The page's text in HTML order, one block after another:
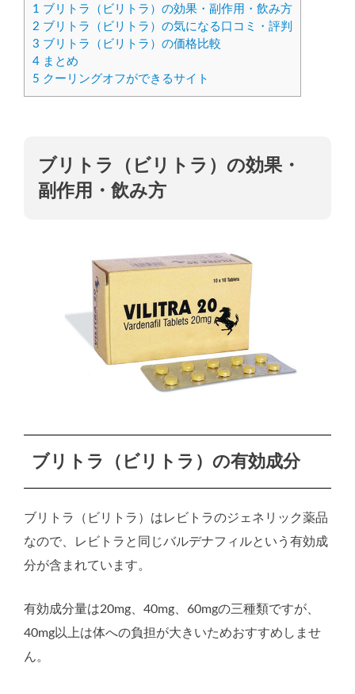
1 ブリトラ（ビリトラ）の効果・副作用・飲み方
2 ブリトラ（ビリトラ）の気になる口コミ・評判
3 ブリトラ（ビリトラ）の価格比較
4 まとめ
5 クーリングオフができるサイト
ブリトラ（ビリトラ）の効果・
副作用・飲み方
ブリトラ（ビリトラ）の有効成分
ブリトラ（ビリトラ）はレビトラのジェネリック薬品
なので、レビトラと同じバルデナフィルという有効成
分が含まれています。
有効成分量は20mg、40mg、60mgの三種類ですが、
40mg以上は体への負担が大きいためおすすめしませ
ん。